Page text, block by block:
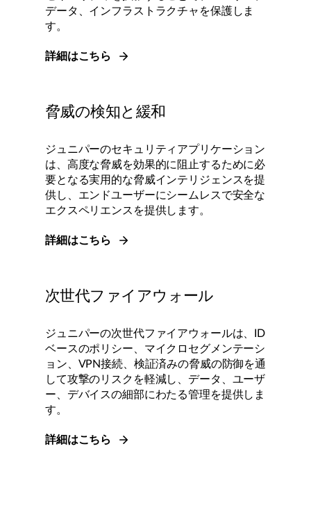
データ、インフラストラクチャを保護しま
す。
詳細はこちら
脅威の検知と緩和
ジュニパーのセキュリティアプリケーション
は、高度な脅威を効果的に阻止するために必
要となる実用的な脅威インテリジェンスを提
供し、エンドユーザーにシームレスで安全な
エクスペリエンスを提供します。
詳細はこちら
次世代ファイアウォール
ジュニパーの次世代ファイアウォールは、ID
ベースのポリシー、マイクロセグメンテーシ
ョン、VPN接続、検証済みの脅威の防御を通
して攻撃のリスクを軽減し、データ、ユーザ
ー、デバイスの細部にわたる管理を提供しま
す。
詳細はこちら